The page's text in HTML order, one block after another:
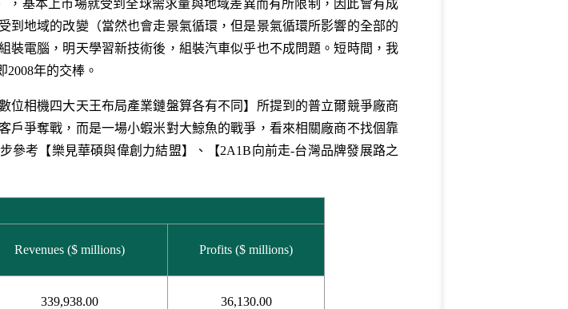
，基本上市場就受到全球需求量與地域差異而有所限制，因此會有成
到地域的改變（當然也會走景氣循環，但是景氣循環所影響的全部的
裝電腦，明天學習新技術後，組裝汽車似乎也不成問題。短時間，我
年的交棒。
位相機四大天王布局產業鏈盤算各有不同 】所提到的普立爾競爭廠商
戶爭奪戰，而是一場小蝦米對大鯨魚的戰爭，看來相關廠商不找個靠
參考【樂見華碩與偉創力結盟】、【2A1B向前走-台灣品牌發展路之
Revenues ($ millions) Profits ($ millions)
339,938.00 36,130.00